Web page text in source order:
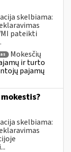
skelbiama:
pateikti
Mokesčių
ir turto
pajamų
skelbiama: